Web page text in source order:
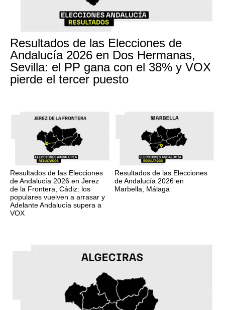
Resultados de las Elecciones de
Andalucía 2026 en Dos Hermanas,
Sevilla: el PP gana con el 38% y VOX
pierde el tercer puesto
Resultados de las Elecciones
de Andalucía 2026 en Jerez
de la Frontera, Cádiz: los
populares vuelven a arrasar y
Adelante Andalucía supera a
VOX
Resultados de las Elecciones
de Andalucía 2026 en
Marbella, Málaga